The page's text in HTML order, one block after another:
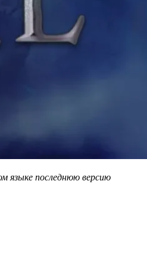
языке последнюю версию